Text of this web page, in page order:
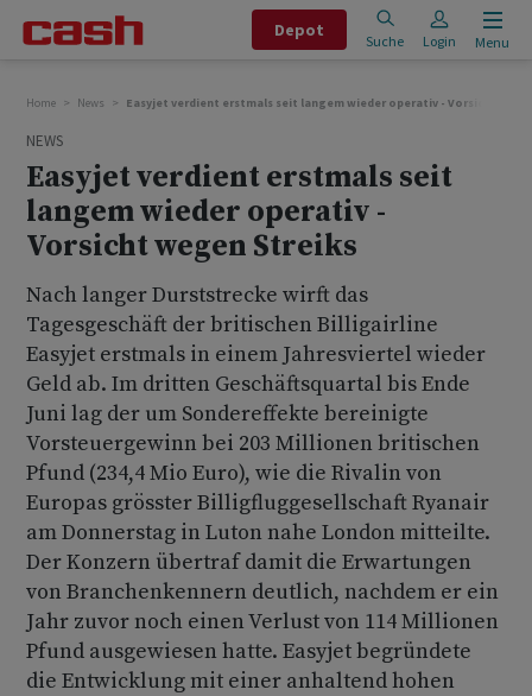
Depot
Suche Login Menu
Home News Easyjet verdient erstmals seit langem wieder operativ - Vorsicht
NEWS
Easyjet verdient erstmals seit
langem wieder operativ -
Vorsicht wegen Streiks
Nach langer Durststrecke wirft das
Tagesgeschäft der britischen Billigairline
Easyjet erstmals in einem Jahresviertel wieder
Geld ab. Im dritten Geschäftsquartal bis Ende
Juni lag der um Sondereffekte bereinigte
Vorsteuergewinn bei 203 Millionen britischen
Pfund (234,4 Mio Euro), wie die Rivalin von
Europas grösster Billigfluggesellschaft Ryanair
am Donnerstag in Luton nahe London mitteilte.
Der Konzern übertraf damit die Erwartungen
von Branchenkennern deutlich, nachdem er ein
Jahr zuvor noch einen Verlust von 114 Millionen
Pfund ausgewiesen hatte. Easyjet begründete
die Entwicklung mit einer anhaltend hohen